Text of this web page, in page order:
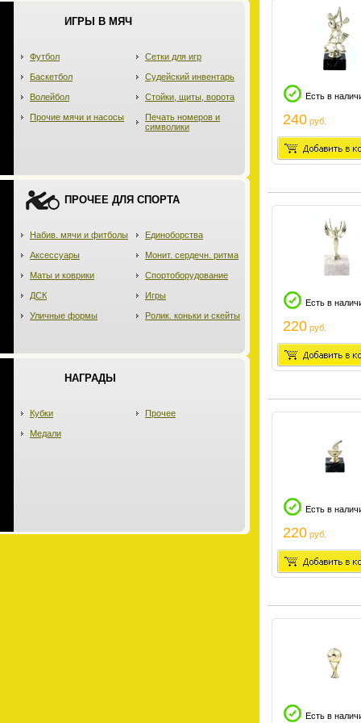
ИГРЫ В МЯЧ
Футбол
Баскетбол
Волейбол
Прочие мячи и насосы
Сетки для игр
Судейский инвентарь
Стойки, щиты, ворота
Печать номеров и
символики
ПРОЧЕЕ ДЛЯ СПОРТА
Набив. мячи и фитболы
Аксессуары
Маты и коврики
ДСК
Уличные формы
Единоборства
Монит. сердечн. ритма
Спортоборудование
Игры
Ролик. коньки и скейты
НАГРАДЫ
Кубки
Медали
Прочее
Есть в
240 руб.
Есть в
220 руб.
Есть в
220 руб.
Есть в